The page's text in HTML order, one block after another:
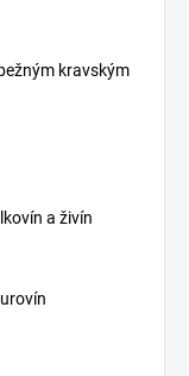
kravským
a živín